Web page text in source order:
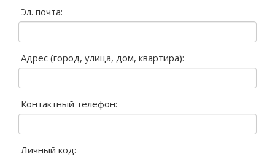
Эл. почта:
Адрес (город, улица, дом, квартира):
Контактный телефон:
Личный код: